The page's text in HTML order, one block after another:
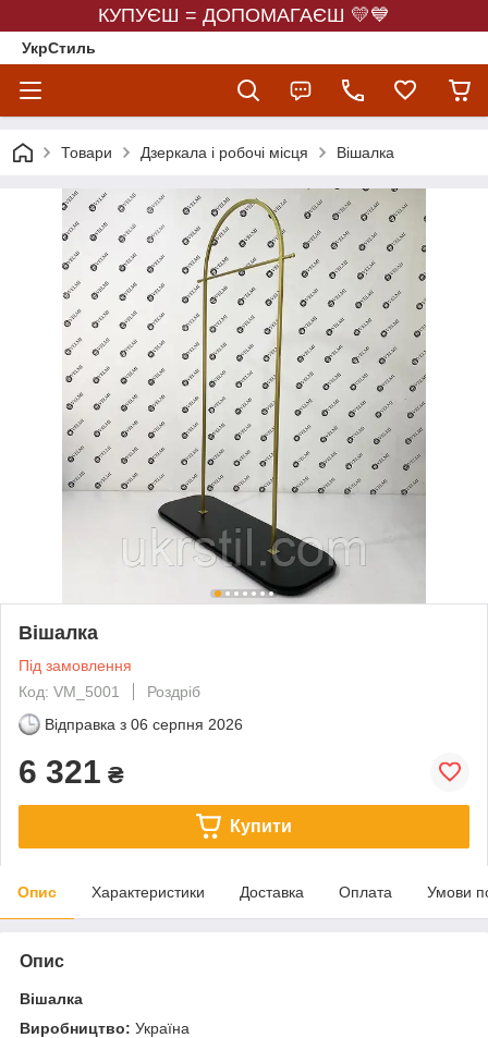
КУПУЄШ = ДОПОМАГАЄШ 💛💙
УкрСтиль
Товари Дзеркала і робочі місця Вішалка
Вішалка
Під замовлення
Код: VM_5001
Роздріб
Відправка з 06 серпня 2026
6 321 ₴
Купити
Опис Характеристики Доставка Оплата Умови
Опис
Вішалка
Виробництво: Україна